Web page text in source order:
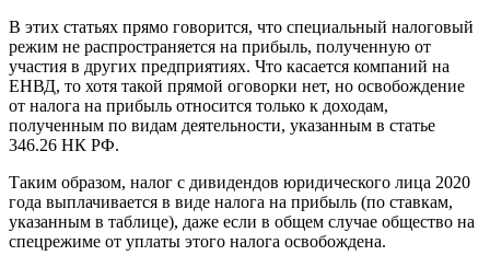
В этих статьях прямо говорится, что специальный налоговый
режим не распространяется на прибыль, полученную от
участия в других предприятиях. Что касается компаний на
ЕНВД, то хотя такой прямой оговорки нет, но освобождение
от налога на прибыль относится только к доходам,
полученным по видам деятельности, указанным в статье
346.26 НК РФ.
Таким образом, налог с дивидендов юридического лица 2020
года выплачивается в виде налога на прибыль (по ставкам,
указанным в таблице), даже если в общем случае общество на
спецрежиме от уплаты этого налога освобождена.